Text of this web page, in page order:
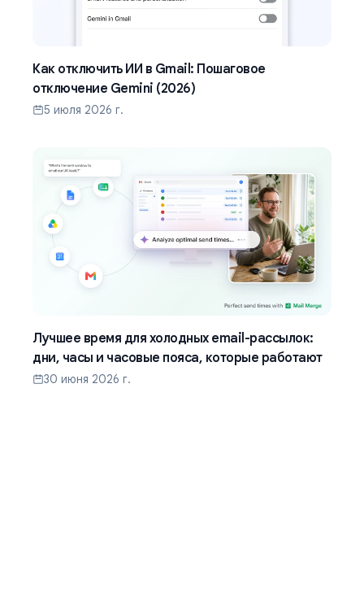
Как отключить ИИ в Gmail: Пошаговое
отключение Gemini (2026)
5 июля 2026 г.
Лучшее время для холодных email-рассылок:
дни, часы и часовые пояса, которые работают
30 июня 2026 г.